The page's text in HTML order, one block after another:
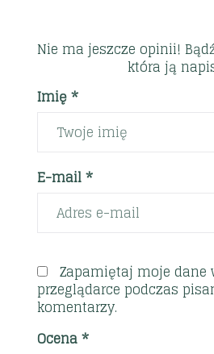
Nie ma jeszcze opinii!
która ją
Imię *
E-mail *
Zapamiętaj moje dane
przeglądarce podczas
komentarzy.
Ocena*